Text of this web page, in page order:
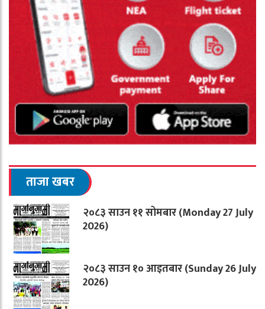
ताजा खबर
२०८३ साउन ११ सोमबार (Monday 27 July
2026)
२०८३ साउन १० आइतबार (Sunday 26 July
2026)